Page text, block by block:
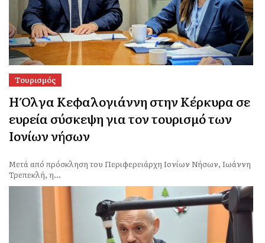
Τουρισμός
Η Όλγα Κεφαλογιάννη στην Κέρκυρα σε
ευρεία σύσκεψη για τον τουρισμό των
Ιονίων νήσων
Μετά από πρόσκληση του Περιφερειάρχη Ιονίων Νήσων, Ιωάννη
Τρεπεκλή, η...